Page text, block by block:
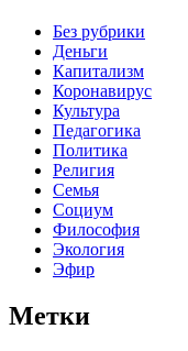
Без рубрики
Деньги
Капитализм
Коронавирус
Культура
Педагогика
Политика
Религия
Семья
Социум
Философия
Экология
Эфир
Метки